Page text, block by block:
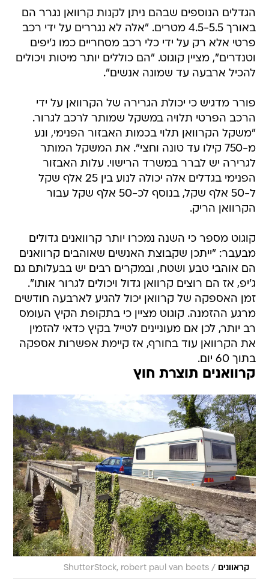
הגדלים הנוספים שבהם ניתן לקנות קרוואן נגרר הם
באורך 4.5-5.5 מטרים. "אלה לא נגררים על ידי רכב
פרטי אלא רק על ידי כלי רכב מסחריים כמו ג'יפים
וטנדרים", מציין קוגוט. "הם כוללים יותר מיטות ויכולים
להכיל ארבעה עד שמונה אנשים".
פורר מדגיש כי יכולת הגרירה של הקרוואן על ידי
הרכב הפרטי תלויה במשקל שמותר לרכב לגרור.
"משקל הקרוואן תלוי בכמות האבזור הפנימי, ונע
מ-750 קילו עד טונה וחצי". את המשקל המותר
לגרירה יש לברר במשרד הרישוי. עלות האבזור
הפנימי בגדלים אלה יכולה לנוע בין 25 אלף שקל
ל-50 אלף שקל, בנוסף לכ-50 אלף שקל עבור
הקרוואן הריק.
קוגוט מספר כי השנה נמכרו יותר קרוואנים גדולים
מבעבר: "ייתכן שקבוצת האנשים שאוהבים קרוואנים
הם אוהבי טבע ושטח, ובמקרים רבים יש בבעלותם גם
ג'יפ, אז הם רוצים קרוואן גדול ויכולים לגרור אותו".
זמן האספקה של קרוואן יכול להגיע לארבעה חודשים
מרגע ההזמנה. קוגוט מציין כי בתקופת הקיץ העומס
רב יותר, לכן אם מעוניינים לטייל בקיץ כדאי להזמין
את הקרוואן עוד בחורף, אז קיימת אפשרות אספקה
בתוך 60 יום.
קרוואנים תוצרת חוץ
קראוונים /
ShutterStock, robert paul van beets